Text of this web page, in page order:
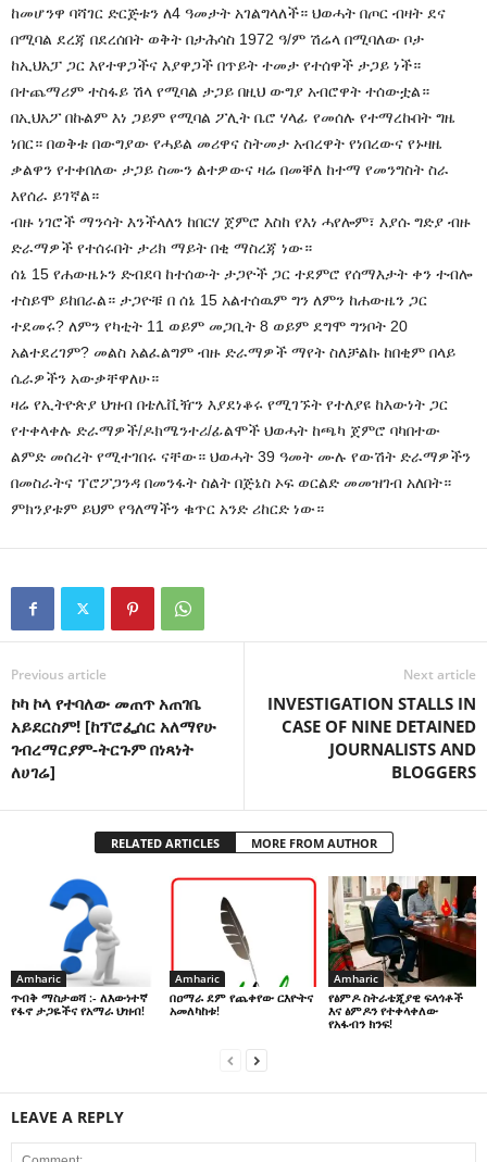
ከመሆንዋ ባሻገር ድርጅቱን ለ4 ዓመታት አገልግላለች። ህወሓት በጦር ብዛት ደና
በሚባል ደረጃ በደረሰበት ወቅት በታሕሳስ 1972 ዓ/ም ሽሬላ በሚባለው ቦታ
ከኢህአፓ ጋር እየተዋጋችና እያዋጋች በጥይት ተመታ የተሰዋች ታጋይ ነች።
በተጨማሪም ተስፋይ ሽላ የሚባል ታጋይ በዚህ ውግያ አብሮዋት ተሰውቷል።
በኢህአፖ በኩልም እነ ጋይም የሚባል ፖሊት ቤሮ ሃላፊ የመሰሉ የተማረኩበት ግዜ
ነበር። በወቅቱ በውግያው የሓይል መሪዋና ስትመታ አብረዋት የነበረውና የኑዛዜ
ቃልዋን የተቀበለው ታጋይ ስሙን ልተዎውና ዛሬ በመቐለ ከተማ የመንግስት ስራ
እየሰራ ይገኛል።
ብዙ ነገሮች ማንሳት እንችላለን ከበርሃ ጀምሮ እስከ የእነ ሓየሎም፣ እያሱ ግድያ ብዙ
ድራማዎች የተሰሩበት ታሪክ ማይት በቂ ማስረጃ ነው።
ሰኔ 15 የሐውዜኑን ድብደባ ከተሰውት ታጋዮች ጋር ተደምሮ የሰማእታት ቀን ተብሎ
ተስይሞ ይከበራል። ታጋዮቹ በ ሰኔ 15 አልተሰዉም ግን ለምን ከሐውዜን ጋር
ተደመሩ? ለምን የካቲት 11 ወይም መጋቢት 8 ወይም ደግሞ ግንቦት 20
አልተደረገም? መልስ አልፈልግም ብዙ ድራማዎች ማየት ስለቻልኩ ከበቂም በላይ
ሴራዎችን አውቃቸዋለሁ።
ዛሬ የኢትዮጵያ ህዝብ በቴሌቪዥን እያደነቆሩ የሚገኙት የተለያዩ ከእውነት ጋር
የተቀላቀሉ ድራማዎች/ዶክሜንተሪ/ፊልሞች ህወሓት ከጫካ ጀምሮ ባካበተው
ልምድ መሰረት የሚተገበሩ ናቸው። ህወሓት 39 ዓመት ሙሉ የውሽት ድራማዎችን
በመስራትና ፕሮፖጋንዳ በመንፋት ስልት በጅኔስ ኦፍ ወርልድ መመዝገብ አለበት።
ምክንያቱም ይህም የዓለማችን ቁጥር አንድ ሪከርድ ነው።
Previous article
ኮካ ኮላ የተባለው መጠጥ አጠገቤ
አይደርስም! [ከፕሮፌሰር አለማየሁ
ገብረማርያም-ትርጉም በነጻነት
ለሀገሬ]
Next article
INVESTIGATION STALLS IN
CASE OF NINE DETAINED
JOURNALISTS AND
BLOGGERS
RELATED ARTICLES MORE FROM AUTHOR
Amharic
ጥብቅ ማስታወሻ :- ለእውነተኛ
የፋኖ ታጋዬችና የአማራ ህዝብ!
Amharic
በዐማራ ደም የጨቀየው ርእዮትና
አመለካከቱ!
Amharic
የፅምዶ ስትራቴጂያዊ ፍላጎቶች
እና ፅምዶን የተቀላቀለው
የአፋብን ክንፍ!
LEAVE A REPLY